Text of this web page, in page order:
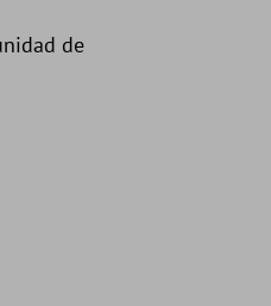
de